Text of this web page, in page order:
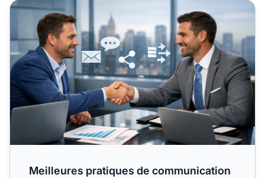
Meilleures pratiques de communication avec les affiliés
Meilleures pratiques de communication